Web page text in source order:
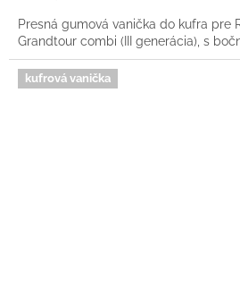
Presná gumová vanička do kufra pre
Grandtour combi (III generácia), s
kufrová vanička